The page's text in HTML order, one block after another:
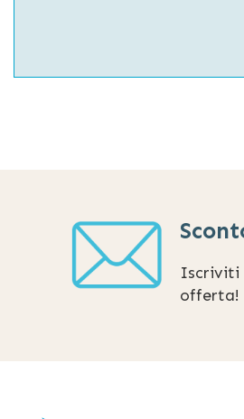
Iscriviti
offerta!